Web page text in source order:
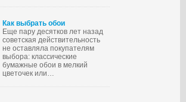
Как выбрать обои
Еще пару десятков лет назад
советская действительность
не оставляла покупателям
выбора: классические
бумажные обои в мелкий
цветочек или…